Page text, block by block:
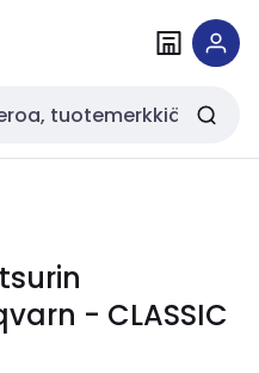
- CLASSIC